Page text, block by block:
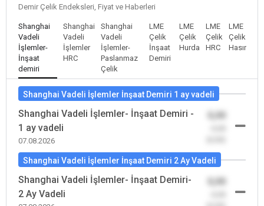
Demir Çelik Endeksleri, Fiyat ve Haberleri
Shanghai
Vadeli
İşlemler-
İnşaat
demiri
Shanghai
Vadeli
İşlemler
HRC
Shanghai
Vadeli
İşlemler-
Paslanmaz
Çelik
LME
Çelik
İnşaat
Demiri
LME
Çelik
Hurda
LME
Çelik
HRC
LME
Çelik
Hasır
Shanghai Vadeli İşlemler İnşaat Demiri 1 ay vadeli
Shanghai Vadeli İşlemler- İnşaat Demiri -
1 ay vadeli
07.08.2026
0,00
Shanghai Vadeli İşlemler İnşaat Demiri 2 Ay Vadeli
Shanghai Vadeli İşlemler- İnşaat Demiri-
2 Ay Vadeli
0,00